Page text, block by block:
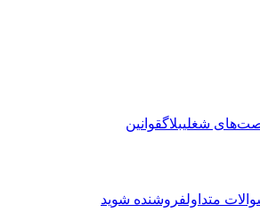
شغلیبلاگقوانین
متداولفروشنده شوید